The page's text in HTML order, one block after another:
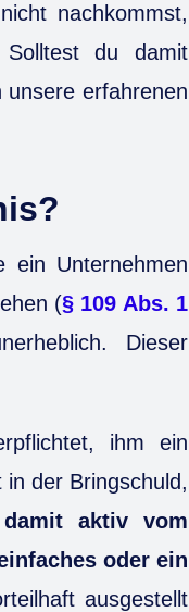
nachkommst,
du damit
unsere erfahrenen
ein Unternehmen
(§ 109 Abs. 1
Dieser
ihm ein
der Bringschuld,
aktiv vom
oder ein
ausgestellt